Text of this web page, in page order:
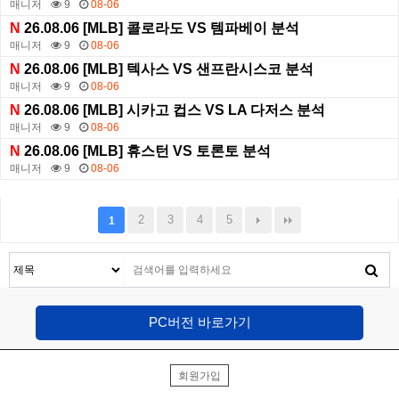
매니저 9 08-06
N 26.08.06 [MLB] 콜로라도 VS 템파베이 분석
매니저 9 08-06
N 26.08.06 [MLB] 텍사스 VS 샌프란시스코 분석
매니저 9 08-06
N 26.08.06 [MLB] 시카고 컵스 VS LA 다저스 분석
매니저 9 08-06
N 26.08.06 [MLB] 휴스턴 VS 토론토 분석
매니저 9 08-06
1 2 3 4 5
PC버전 바로가기
회원가입